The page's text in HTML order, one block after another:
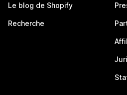
Le blog de Shopify
Recherche